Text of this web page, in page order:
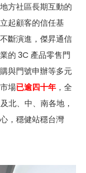
方社區長期互動的
起顧客的信任基
斷演進，傑昇通信
的 3C 產品零售門
與門號申辦等多元
場已逾四十年 ，全
北、中、南各地，
，穩健站穩台灣